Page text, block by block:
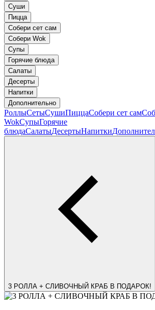
Суши
Пицца
Собери сет сам
Собери Wok
Супы
Горячие блюда
Салаты
Десерты
Напитки
Дополнительно
РоллыСетыСушиПиццаСобери сет сам
WokСупыГорячие
блюдаСалатыДесертыНапитки
3 РОЛЛА + СЛИВОЧНЫЙ КРАБ В ПОДАРОК!